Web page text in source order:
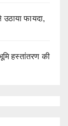
फायदा,
हस्तांतरण की